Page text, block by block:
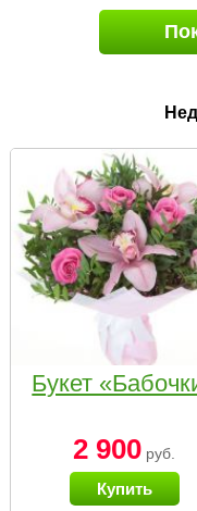
Букет
2 900 руб.
Купить